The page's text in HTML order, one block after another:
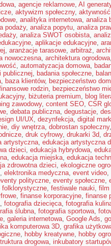
, agencje reklamowe, AI
, aktywizm społeczny,
, analityka internetowa, analiza
podaży, analiza popytu, analiza
, analiza SWOT osobista,
, aplikacje edukacyjne,
, aranżacje tarasowe, arbitraż,
nowoczesna, architektura ogrodowa
, automatyzacja domowa,
publicznej, badania społeczne,
, baza klientów, bezpieczeństwo
rodzin, bezpieczeństwo
, biżuteria premium, blog
zawodowy, content SEO, CSR
, debata publiczna, degustacje,
UI/UX, dezynfekcja, digital
, diy wnętrza, dobrostan społeczny
, druk cyfrowy, drukarki 3d,
artystyczna, edukacja artystyczna
dzieci, edukacja hybrydowa,
, edukacja miejska, edukacja
zdrowotna dzieci, ekologiczne
, elektronika medyczna, event video,
polityczne, eventy społeczne,
folklorystyczne, festiwale nauki, film
, finanse korporacyjne, finanse
, fotografia dziecięca, fotografia
ślubna, fotografia sportowa,
, galeria internetowa, Google Ads,
komputerowa 3D, grafika
, hobby kreatywne, hobby
drogowa, inkubatory